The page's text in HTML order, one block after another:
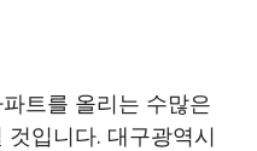
트를 올리는 수많은
입니다. 대구광역시